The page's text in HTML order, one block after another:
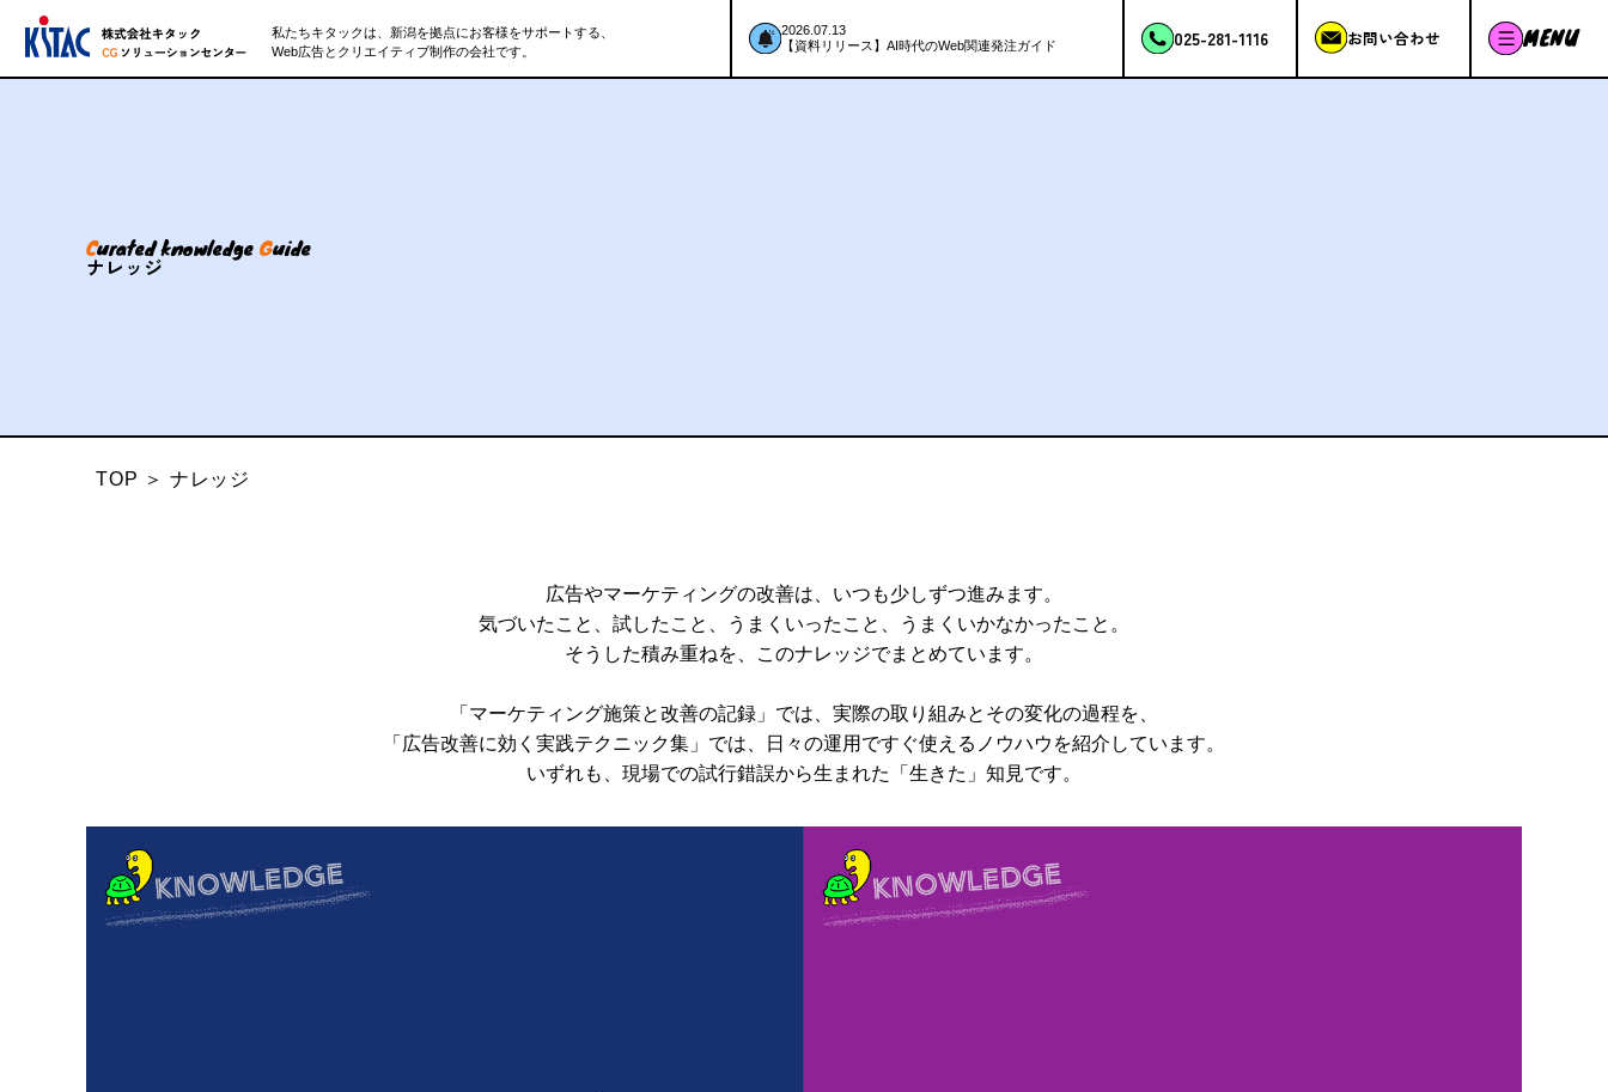
私たちキタックは、新潟を拠点にお客様をサポートする、
Web広告とクリエイティブ制作の会社です。
2026.07.13
【資料リリース】AI時代のWeb関連発注ガイド
025-281-1116 お問い合わせ MENU
Curated knowledge Guide
ナレッジ
TOP ＞ ナレッジ
広告やマーケティングの改善は、 いつも少しずつ進みます。
気づいたこと、試したこと、
うまくいったこと、うまくいかなかったこと。
そうした積み重ねを、このナレッジでまとめています。
「マーケティング施策と改善の記録」では、 実際の取り組みとその変化の過程を、
「広告改善に効く実践テクニック集」では、
日々の運用ですぐ使えるノウハウを紹介しています。
いずれも、現場での試行錯誤から生まれた
「生きた」知見です。